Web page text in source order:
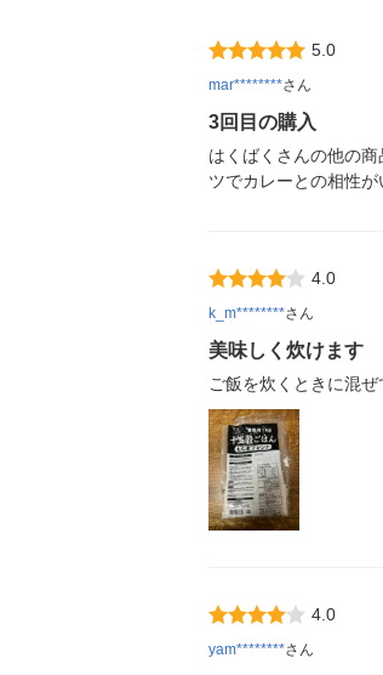
5.0
mar********さん
3回目の購入
はくばくさんの他の
ツでカレーとの相性が
4.0
k_m********さん
美味しく炊けます
ご飯を炊くときに混
4.0
yam********さん